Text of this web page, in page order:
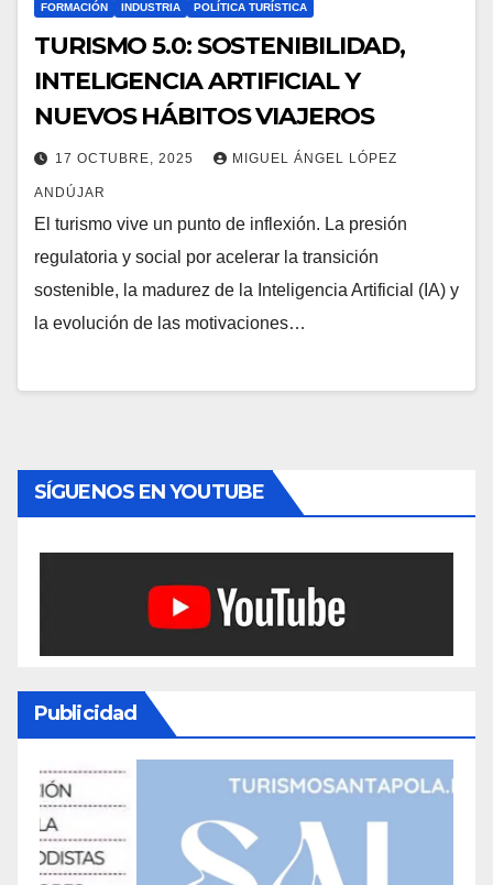
FORMACIÓN INDUSTRIA POLÍTICA TURÍSTICA
TURISMO 5.0: SOSTENIBILIDAD,
INTELIGENCIA ARTIFICIAL Y
NUEVOS HÁBITOS VIAJEROS
17 OCTUBRE, 2025 MIGUEL ÁNGEL LÓPEZ
ANDÚJAR
El turismo vive un punto de inflexión. La presión
regulatoria y social por acelerar la transición
sostenible, la madurez de la Inteligencia Artificial (IA) y
la evolución de las motivaciones…
SÍGUENOS EN YOUTUBE
Publicidad